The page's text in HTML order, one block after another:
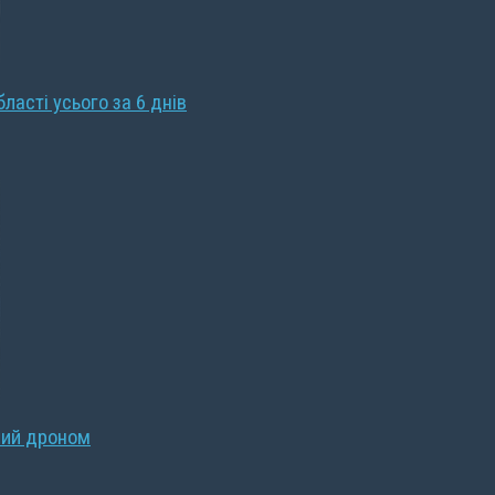
усього за 6 днів
дроном